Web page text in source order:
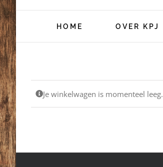
HOME OVER KPJ
Je winkelwagen is momenteel leeg.